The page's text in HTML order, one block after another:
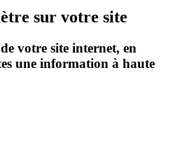
sur votre site
votre site internet, en
une information à haute